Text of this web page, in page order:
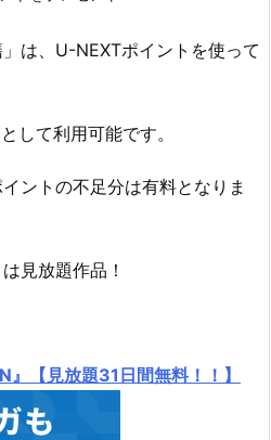
」は、U-NEXTポイントを使って
して利用可能です。
ントの不足分は有料となりま
見放題作品！
』【見放題31日間無料！！】